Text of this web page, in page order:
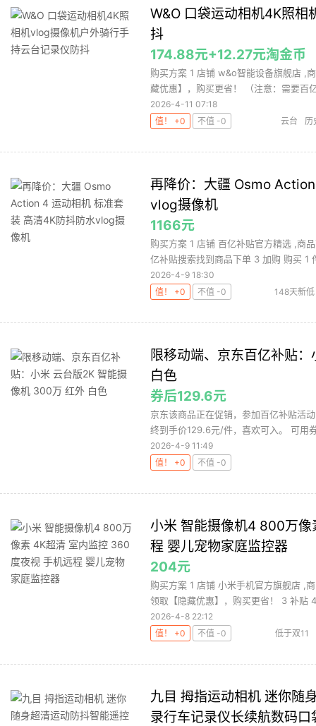
W&O 口袋运动相机4K照
抖
174.88元+12.27元淘金币
购买方案 1 店铺 w&o智能设备旗舰店 ,
藏优惠】，购买更省！ （注意：需要百
2026-4-11 07:18
值！ +0
不值 -0 云台 历
再降价：大疆 Osmo
vlog摄像机
1166元
购买方案 1 店铺 百亿补贴官方精选 ,商
亿补贴搜索找到商品下单 3 加购 购买 1
2026-4-9 18:30
值！ +0
不值 -0 148天新低
限移动端、京东百亿补贴
白色
券后129.6元
京东该商品正在促销，参加百亿补贴活
终到手价129.6元/件，喜欢可入。 可用
2026-4-9 11:49
值！ +0
不值 -0
小米 智能摄像机4 800万
程 婴儿宠物家庭监控器
204元
购买方案 1 店铺 小米手机官方旗舰店 ,
领取【隐藏优惠】，购买更省！ 3 补贴
2026-4-8 22:12
值！ +0
不值 -0 低于双11
九目 拇指运动相机 迷你随
录行车记录仪长续航数码